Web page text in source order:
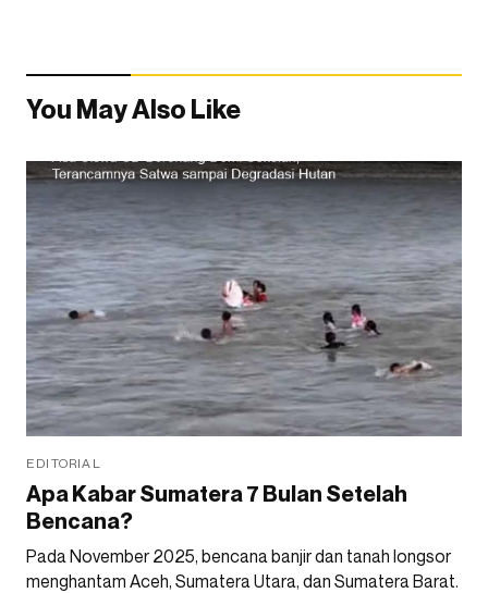
You May Also Like
EDITORIAL
Apa Kabar Sumatera 7 Bulan Setelah
Bencana?
Pada November 2025, bencana banjir dan tanah longsor
menghantam Aceh, Sumatera Utara, dan Sumatera Barat.